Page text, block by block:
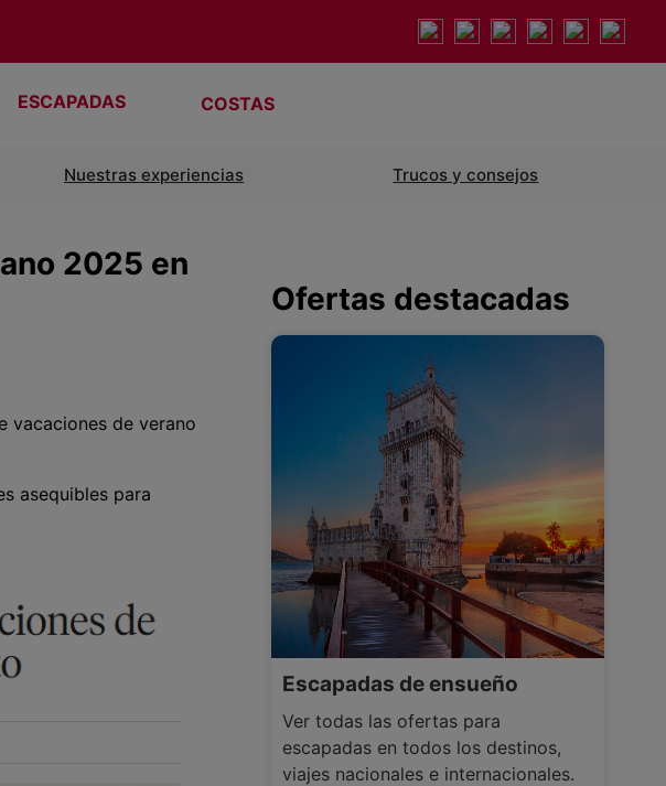
ESCAPADAS COSTAS
Nuestras experiencias Trucos y consejos
2025 en
vacaciones de verano
asequibles para
Ofertas destacadas
Escapadas de ensueño
Ver todas las ofertas para
escapadas en todos los destinos,
viajes nacionales e internacionales.